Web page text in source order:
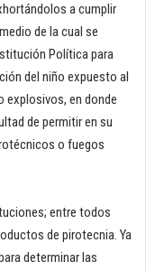
a cumplir
de la cual se
Política para
del niño expuesto al
explosivos, en donde
de permitir en su
o fuegos
entre todos
de pirotecnia. Ya
determinar las